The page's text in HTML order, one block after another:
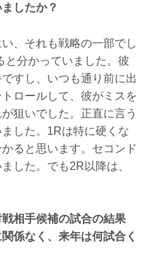
したか？
、それも戦略の一部でし
と分かっていました。彼
すし、いつも通り前に出
ロールして、彼がミスを
狙いでした。正直に言う
した。1Rは特に硬くな
ると思います。セコンド
した。でも2R以降は、
相手候補の試合の結果
係なく、来年は何試合く